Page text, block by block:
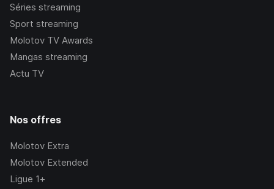
Séries streaming
Sport streaming
Molotov TV Awards
Mangas streaming
Actu TV
Nos offres
Molotov Extra
Molotov Extended
Ligue 1+